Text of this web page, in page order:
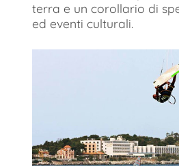
terra e un corollario di
ed eventi culturali.